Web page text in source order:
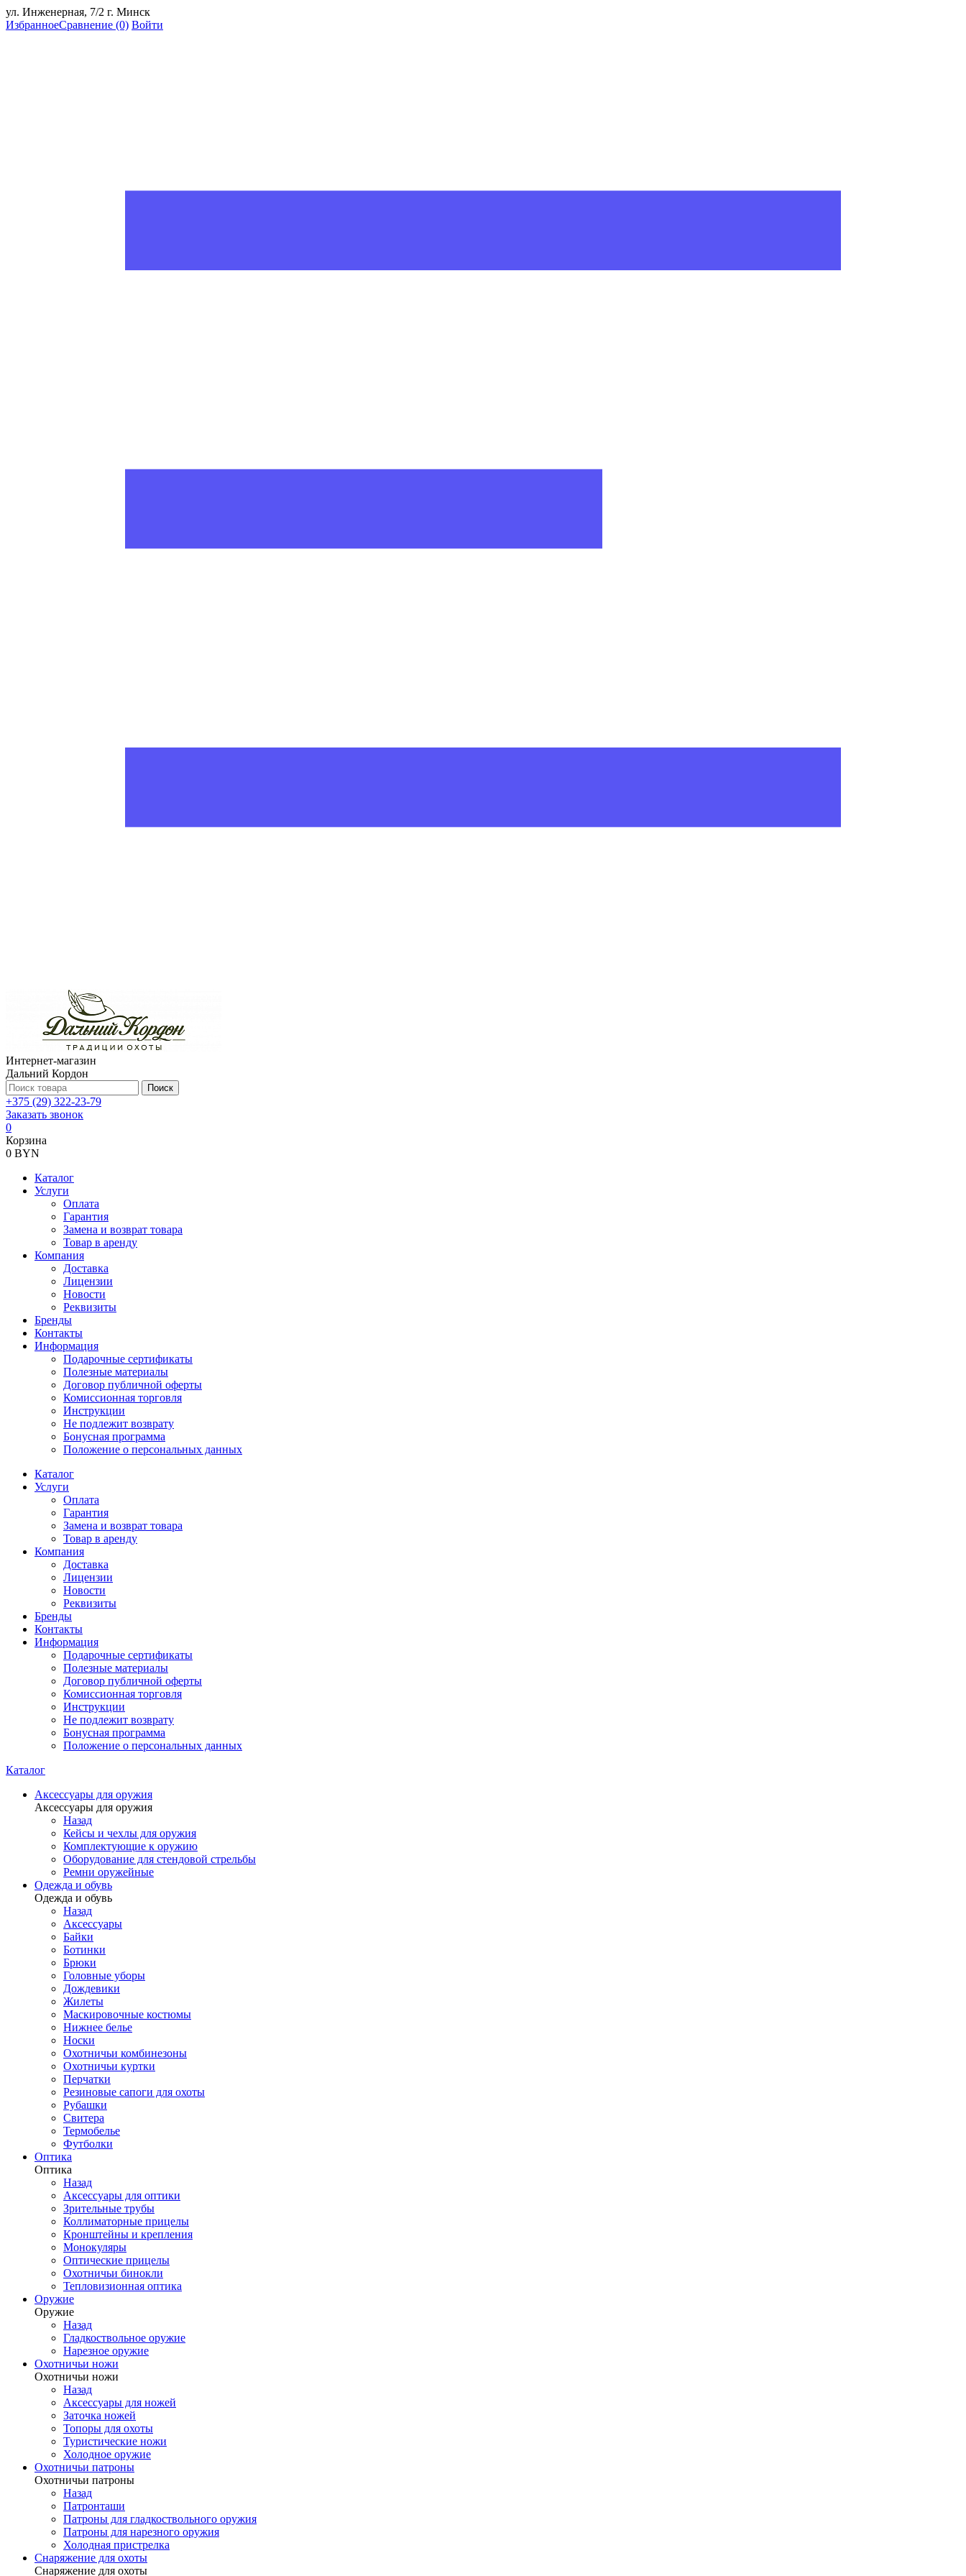
ул. Инженерная, 7/2 г. Минск
ИзбранноеСравнение (0) Войти
Интернет-магазин
Дальний Кордон
Поиск
+375 (29) 322-23-79
Заказать звонок
0
Корзина
0 BYN
Каталог
Услуги
Оплата
Гарантия
Замена и возврат товара
Товар в аренду
Компания
Доставка
Лицензии
Новости
Реквизиты
Бренды
Контакты
Информация
Подарочные сертификаты
Полезные материалы
Договор публичной оферты
Комиссионная торговля
Инструкции
Не подлежит возврату
Бонусная программа
Положение о персональных данных
Каталог
Услуги
Оплата
Гарантия
Замена и возврат товара
Товар в аренду
Компания
Доставка
Лицензии
Новости
Реквизиты
Бренды
Контакты
Информация
Подарочные сертификаты
Полезные материалы
Договор публичной оферты
Комиссионная торговля
Инструкции
Не подлежит возврату
Бонусная программа
Положение о персональных данных
Каталог
Аксессуары для оружия
Аксессуары для оружия
Назад
Кейсы и чехлы для оружия
Комплектующие к оружию
Оборудование для стендовой стрельбы
Ремни оружейные
Одежда и обувь
Одежда и обувь
Назад
Аксессуары
Байки
Ботинки
Брюки
Головные уборы
Дождевики
Жилеты
Маскировочные костюмы
Нижнее белье
Носки
Охотничьи комбинезоны
Охотничьи куртки
Перчатки
Резиновые сапоги для охоты
Рубашки
Свитера
Термобелье
Футболки
Оптика
Оптика
Назад
Аксессуары для оптики
Зрительные трубы
Коллиматорные прицелы
Кронштейны и крепления
Монокуляры
Оптические прицелы
Охотничьи бинокли
Тепловизионная оптика
Оружие
Оружие
Назад
Гладкоствольное оружие
Нарезное оружие
Охотничьи ножи
Охотничьи ножи
Назад
Аксессуары для ножей
Заточка ножей
Топоры для охоты
Туристические ножи
Холодное оружие
Охотничьи патроны
Охотничьи патроны
Назад
Патронташи
Патроны для гладкоствольного оружия
Патроны для нарезного оружия
Холодная пристрелка
Снаряжение для охоты
Снаряжение для охоты